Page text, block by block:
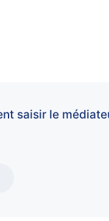
saisir le